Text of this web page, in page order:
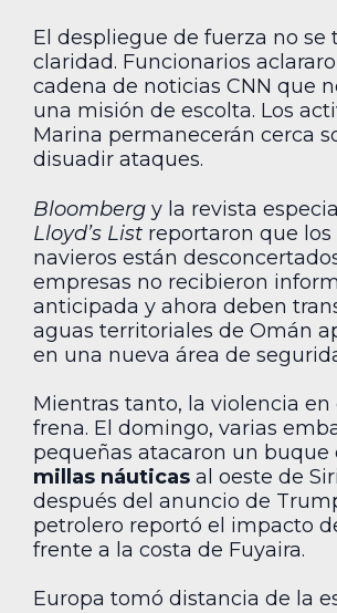
El despliegue de fuerza no se
claridad. Funcionarios
cadena de noticias CNN que
una misión de escolta. Los
Marina permanecerán cerca
disuadir ataques.
Bloomberg y la revista
Lloyd’s List reportaron que
navieros están
empresas no recibieron
anticipada y ahora deben
aguas territoriales de Omán
en una nueva área de
Mientras tanto, la violencia en
frena. El domingo, varias
pequeñas atacaron un buque
millas náuticas al oeste de
después del anuncio de
petrolero reportó el impacto
frente a la costa de Fuyaira.
Europa tomó distancia de la